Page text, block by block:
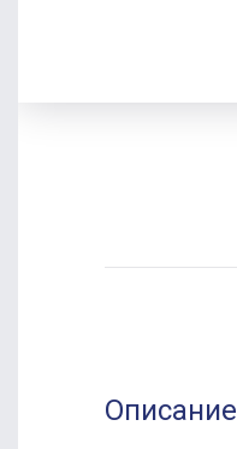
Описание